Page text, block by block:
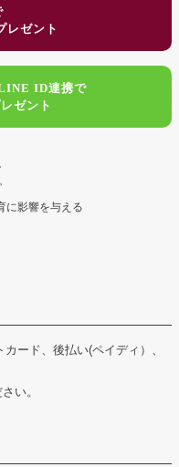
レゼント
ID連携で
ゼント
に影響を与える
ード、後払い(ペイディ）、
い。